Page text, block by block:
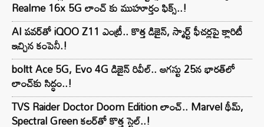
Realme 16x 5G లాంచ్ కు ముహూర్తం ఫిక్స్..!
AI పవర్‌తో iQOO Z11 ఎంట్రీ.. కొత్త డిజైన్, స్మార్ట్ ఫీచర్లపై క్లారిటీ
ఇచ్చిన కంపెనీ.!
boltt Ace 5G, Evo 4G డిజైన్ రివీల్.. ఆగస్టు 25న భారత్‌లో
లాంచ్‌కు సిద్ధం..!
TVS Raider Doctor Doom Edition లాంచ్.. Marvel థీమ్,
Spectral Green కలర్‌తో కొత్త స్టైల్..!